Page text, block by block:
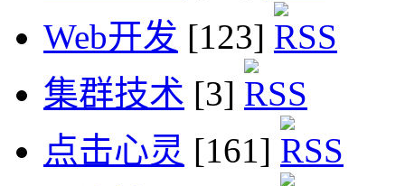
Web开发 [123]
集群技术 [3]
点击心灵 [161]